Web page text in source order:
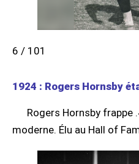
6 / 101
1924 : Rogers Hornsby
Rogers Hornsby frappe
moderne. Élu au Hall of